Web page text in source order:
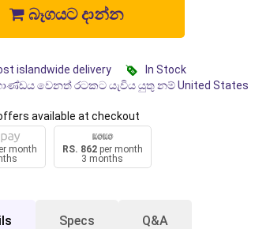
බෑගයට දාන්න
islandwide delivery
In Stock
වෙනත් රටකට යැවිය යුතු නම් United States
available at checkout
month
RS. 862per month
3 months
Specs Q&A